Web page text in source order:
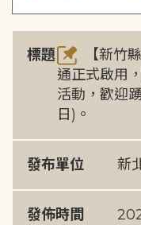
標題
【新竹
通正式啟用
活動，歡迎
日)。
發布單位 新
發佈時間